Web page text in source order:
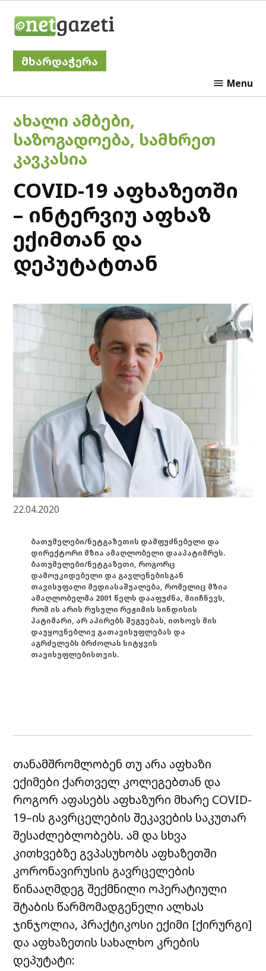
მხარდაჭერა
Menu
POSTED
IN
ᲐᲮᲐᲚᲘ ᲐᲛᲑᲔᲑᲘ,
ᲡᲐᲖᲝᲒᲐᲓᲝᲔᲑᲐ, ᲡᲐᲛᲮᲠᲔᲗ
ᲙᲐᲕᲙᲐᲡᲘᲐ
COVID-19 აფხაზეთში
– ინტერვიუ აფხაზ
ექიმთან და
დეპუტატთან
22.04.2020
ბათუმელები/ნეტგაზეთის დამფუძნებელი და
დირექტორი მზია ამაღლობელი დააპატიმრეს.
ბათუმელები/ნეტგაზეთი, როგორც
დამოუკიდებელი და გავლენებისგან
თავისუფალი მედიასაშუალება, რომელიც მზია
ამაღლობელმა 2001 წელს დააფუძნა, მიიჩნევს,
რომ ის არის რუსული რეჟიმის სინდისის
პატიმარი, არ აპირებს შეგუებას, ითხოვს მის
დაუყოვნებლივ გათავისუფლებას და
აგრძელებს ბრძოლას სიტყვის
თავისუფლებისთვის.
თანამშრომლობენ თუ არა აფხაზი
ექიმები ქართველ კოლეგებთან და
როგორ აფასებს აფხაზური მხარე COVID-
19–ის გავრცელების შეკავების საკუთარ
შესაძლებლობებს. ამ და სხვა
კითხვებზე გვპასუხობს აფხაზეთში
კორონავირუსის გავრცელების
წინააღმდეგ შექმნილი ოპერატიული
შტაბის წარმომადგენელი ალხას
ჯინჯოლია, პრაქტიკოსი ექიმი [ქირურგი]
და აფხაზეთის სახალხო კრების
დეპუტატი: